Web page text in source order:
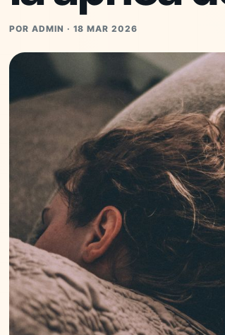
POR ADMIN · 18 MAR 2026